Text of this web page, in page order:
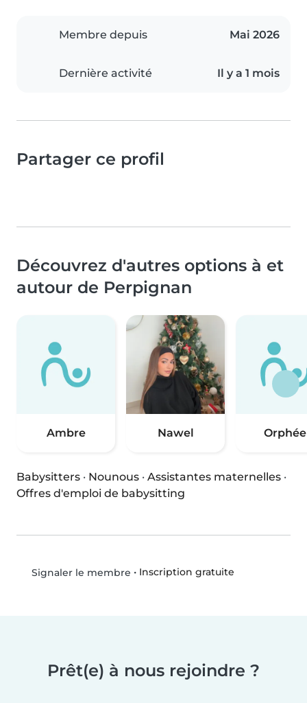
Membre depuis Mai 2026
Dernière activité Il y a 1 mois
Partager ce profil
Découvrez d'autres options à et
autour de Perpignan
Ambre Nawel Orphée
Babysitters · Nounous · Assistantes maternelles ·
Offres d'emploi de babysitting
Signaler le membre • Inscription gratuite
Prêt(e) à nous rejoindre ?